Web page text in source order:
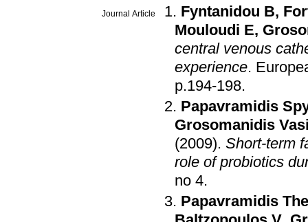
Journal Article Fyntanidou B,
Mouloudi E,
central venous
experience.
p.194-198.
Papavramidis
Grosomanidis
(2009). Short-term
role of probiotics
no 4.
Papavramidis